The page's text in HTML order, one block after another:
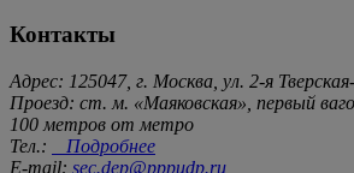
Контакты
Адрес: 125047, г. Москва, ул. 2-я
Проезд: ст. м. «Маяковская», первый
100 метров от метро
Тел.:
Подробнее
E-mail: sec.dep@pppudp.ru